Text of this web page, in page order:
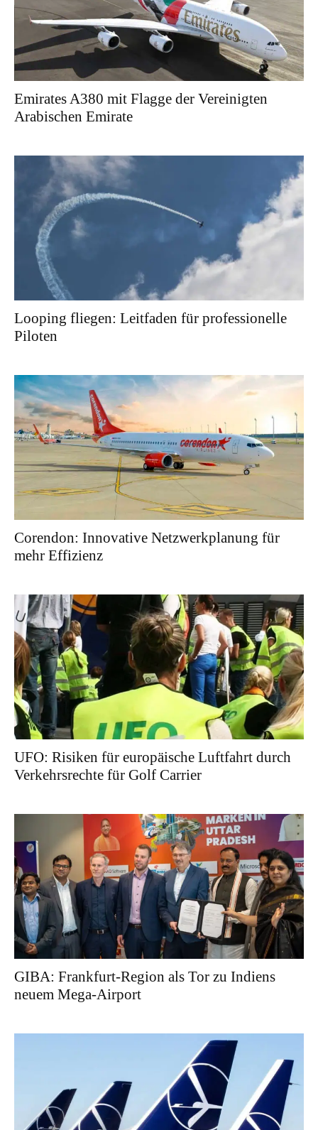
Emirates A380 mit Flagge der Vereinigten
Arabischen Emirate
Looping fliegen: Leitfaden für professionelle
Piloten
Corendon: Innovative Netzwerkplanung für
mehr Effizienz
UFO: Risiken für europäische Luftfahrt durch
Verkehrsrechte für Golf Carrier
GIBA: Frankfurt-Region als Tor zu Indiens
neuem Mega-Airport